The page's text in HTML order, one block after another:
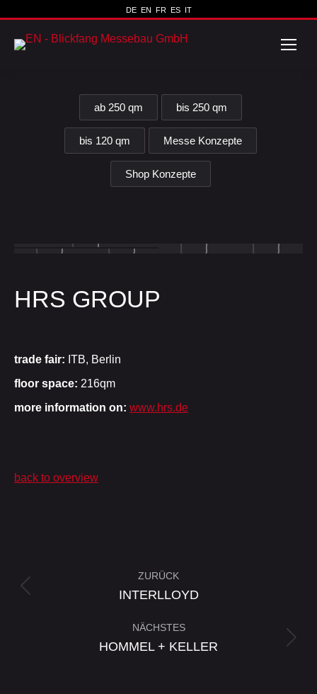
DE EN FR ES IT
ab 250 qm bis 250 qm
bis 120 qm Messe Konzepte
Shop Konzepte
HRS GROUP
trade fair: ITB, Berlin
floor space: 216qm
more information on: www.hrs.de
back to overview
navigation
ZURÜCK
Previous
INTERLLOYD
NÄCHSTES
Next
HOMMEL + KELLER